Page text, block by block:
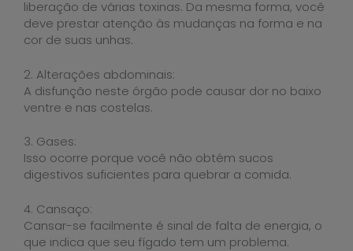
liberação de várias toxinas. Da mesma forma, você
deve prestar atenção às mudanças na forma e na
cor de suas unhas.
2. Alterações abdominais:
A disfunção neste órgão pode causar dor no baixo
ventre e nas costelas.
3. Gases:
Isso ocorre porque você não obtém sucos
digestivos suficientes para quebrar a comida.
4. Cansaço:
Cansar-se facilmente é sinal de falta de energia, o
que indica que seu fígado tem um problema.